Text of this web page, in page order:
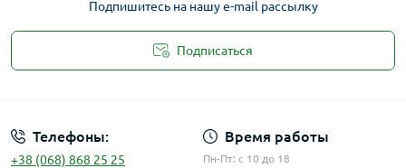
Подпишитесь на нашу e-mail рассылку
Подписаться
Телефоны:
+38 (068) 868 25 25
Время работы
Пн-Пт: с 10 до 18